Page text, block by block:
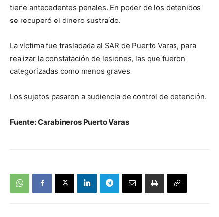
tiene antecedentes penales. En poder de los detenidos
se recuperó el dinero sustraído.
La víctima fue trasladada al SAR de Puerto Varas, para
realizar la constatación de lesiones, las que fueron
categorizadas como menos graves.
Los sujetos pasaron a audiencia de control de detención.
Fuente: Carabineros Puerto Varas